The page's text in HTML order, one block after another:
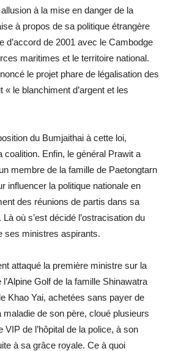
à la mise en danger de la
à propos de sa politique étrangère
d’accord de 2001 avec le Cambodge
maritimes et le territoire national.
le projet phare de légalisation des
le blanchiment d’argent et les
du Bumjaithai à cette loi,
coalition. Enfin, le général Prawit a
membre de la famille de Paetongtarn
influencer la politique nationale en
des réunions de partis dans sa
où s’est décidé l’ostracisation du
ses ministres aspirants.
attaqué la première ministre sur la
Golf de la famille Shinawatra
Khao Yai, achetées sans payer de
de son père, cloué plusieurs
de l’hôpital de la police, à son
à sa grâce royale. Ce à quoi